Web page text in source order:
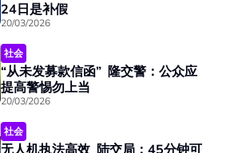
24日是补假
20/03/2026
社会
“从未发募款信函” 隆交警：公众应
提高警惕勿上当
20/03/2026
社会
无人机执法高效 陆交局：45分钟可